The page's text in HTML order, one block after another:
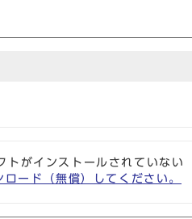
がインストールされていない
ド（無償）してください。